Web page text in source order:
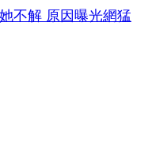
不解 原因曝光網猛